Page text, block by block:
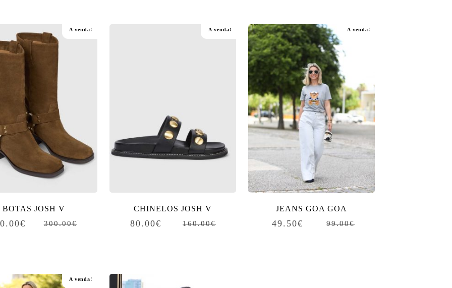
A venda!
BOTAS JOSH V
300.00€
€
A venda!
CHINELOS JOSH V
160.00€
80.00€
A venda!
JEANS GOA GOA
99.00€
49.50€
A venda!